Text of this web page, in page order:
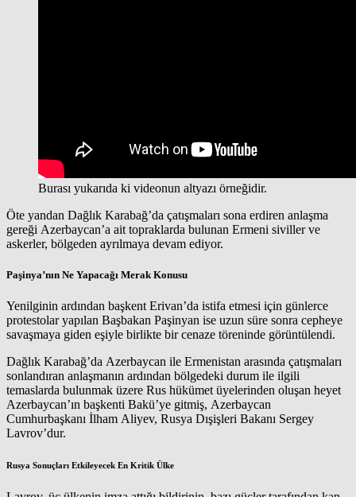
Burası yukarıda ki videonun altyazı örneğidir.
Öte yandan Dağlık Karabağ’da çatışmaları sona erdiren anlaşma
gereği Azerbaycan’a ait topraklarda bulunan Ermeni siviller ve
askerler, bölgeden ayrılmaya devam ediyor.
Paşinya’nın Ne Yapacağı Merak Konusu
Yenilginin ardından başkent Erivan’da istifa etmesi için günlerce
protestolar yapılan Başbakan Paşinyan ise uzun süre sonra cepheye
savaşmaya giden eşiyle birlikte bir cenaze töreninde görüntülendi.
Dağlık Karabağ’da Azerbaycan ile Ermenistan arasında çatışmaları
sonlandıran anlaşmanın ardından bölgedeki durum ile ilgili
temaslarda bulunmak üzere Rus hükümet üyelerinden oluşan heyet
Azerbaycan’ın başkenti Bakü’ye gitmiş, Azerbaycan
Cumhurbaşkanı İlham Aliyev, Rusya Dışişleri Bakanı Sergey
Lavrov’dur.
Rusya Sonuçları Etkileyecek En Kritik Ülke